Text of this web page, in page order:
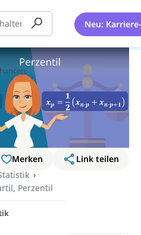
Neu:
Merken
Link teilen
Perzentil